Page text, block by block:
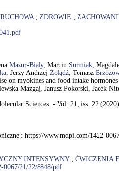
; ZDROWIE ;
Mazur-Bialy, Marcin Surmiak,
, Jerzy Andrzej Żołądź, Tomasz
on myokines and food intake
Mazgaj, Janusz Pokorski, Jacek
Sciences. - Vol. 21, iss. 22
https://www.mdpi.com/1422-
INTENSYWNY; ĆWICZENIA
0067/21/22/8848/pdf